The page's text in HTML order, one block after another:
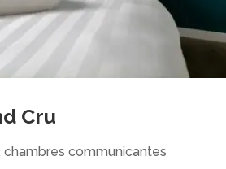
Cru
chambres communicantes